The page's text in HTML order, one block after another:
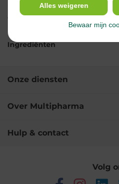
Gebruik
Ingrediënten
Onze diensten
Over Multipharma
Hulp & contact
Volg
Alles weigeren
Bewaar mijn